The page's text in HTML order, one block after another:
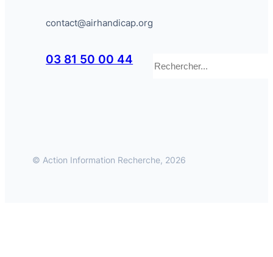
contact@airhandicap.org
03 81 50 00 44
© Action Information Recherche, 2026